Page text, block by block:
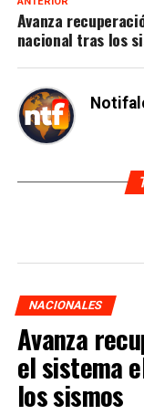
Avanza
nacional tras los
NACIONALES
Avanza
el sistema
los sismos